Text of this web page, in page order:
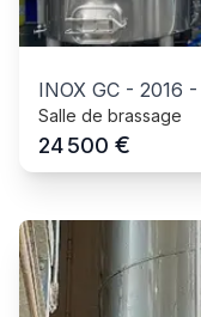
INOX GC - 2016 -
Salle de brassage
24 500 €